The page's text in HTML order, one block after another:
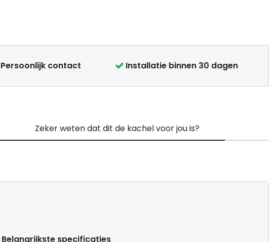
Persoonlijk contact Installatie binnen 30 dagen
Zeker weten dat dit de kachel voor jou is?
Belangrijkste specificaties